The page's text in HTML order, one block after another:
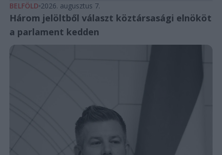
BELFÖLD 2026. augusztus 7.
Három jelöltből választ köztársasági elnököt
a parlament kedden